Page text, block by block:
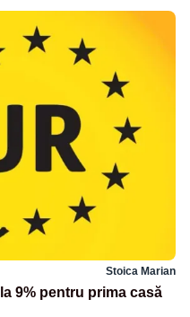
Stoica Marian
9% pentru prima casă